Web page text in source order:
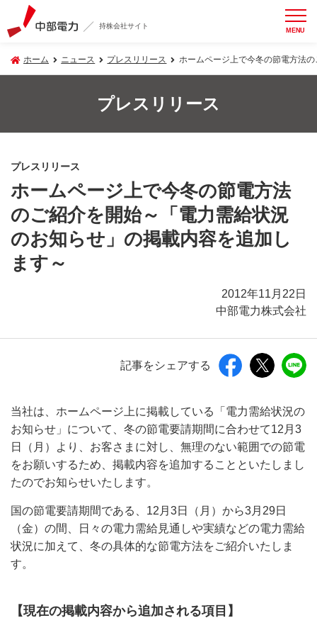
持株会社サイト MENU
ホーム ニュース プレスリリース ホームページ上で今冬の節電方法
プレスリリース
プレスリリース
ホームページ上で今冬の節電方法
のご紹介を開始～「電力需給状況
のお知らせ」の掲載内容を追加し
ます～
2012年11月22日
中部電力株式会社
記事をシェアする
当社は、ホームページ上に掲載している「電力需給状況の
お知らせ」について、冬の節電要請期間に合わせて12月3
日（月）より、お客さまに対し、無理のない範囲での節電
をお願いするため、掲載内容を追加することといたしまし
たのでお知らせいたします。
国の節電要請期間である、12月3日（月）から3月29日
（金）の間、日々の電力需給見通しや実績などの電力需給
状況に加えて、冬の具体的な節電方法をご紹介いたしま
す。
【現在の掲載内容から追加される項目】